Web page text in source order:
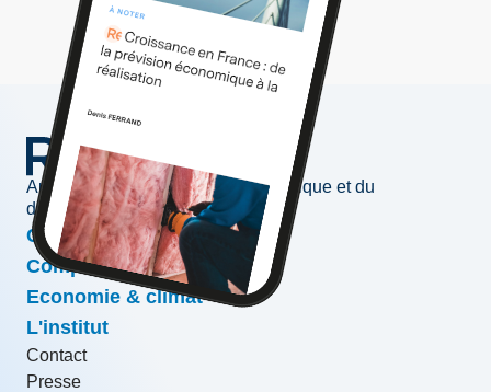
Au service de l'information économique et du
développement des entreprises
Conjoncture & prévisions
Compétitivité & croissance
Economie & climat
L'institut
Contact
Presse